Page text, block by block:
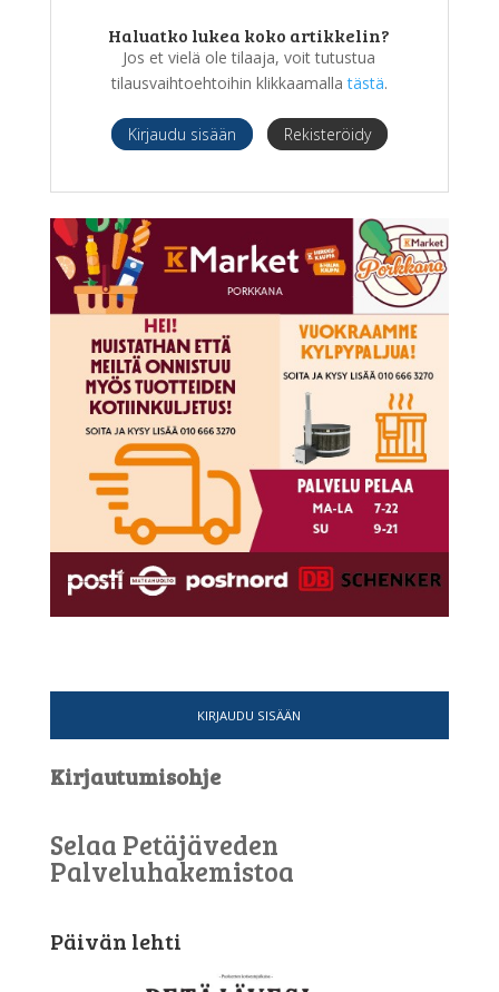
Haluatko lukea koko artikkelin?
Jos et vielä ole tilaaja, voit tutustua
tilausvaihtoehtoihin klikkaamallatästä.
Kirjaudu sisään Rekisteröidy
KIRJAUDU SISÄÄN
Kirjautumisohje
Selaa Petäjäveden
Palveluhakemistoa
Päivän lehti